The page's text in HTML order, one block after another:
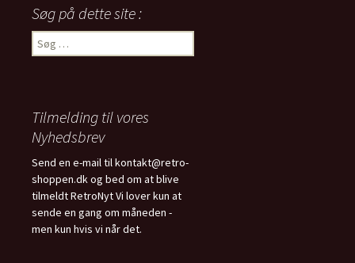
Søg på dette site :
Søg
efter:
Tilmelding til vores
Nyhedsbrev
Send en e-mail til kontakt@retro-
shoppen.dk og bed om at blive
tilmeldt RetroNyt Vi lover kun at
sende en gang om måneden -
men kun hvis vi når det.